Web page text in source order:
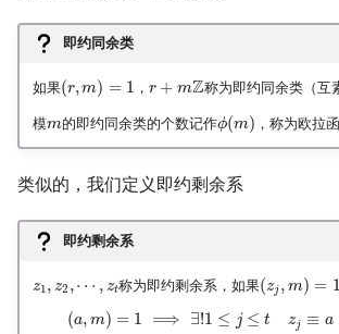
即约同余类
如果(r,m) = 1 ， r + mZ称为即约同余类（互
模m的即约同余类的个数记作ϕ(m) ，称为欧拉函
类似的，我们定义即约剩余系
即约剩余系
z1, z2 , ⋯ , zt称为即约剩余系，如果(zj , m) = 1
(a, m) = 1 ⟹ ∃!1 ≤ j ≤ t zj ≡ a